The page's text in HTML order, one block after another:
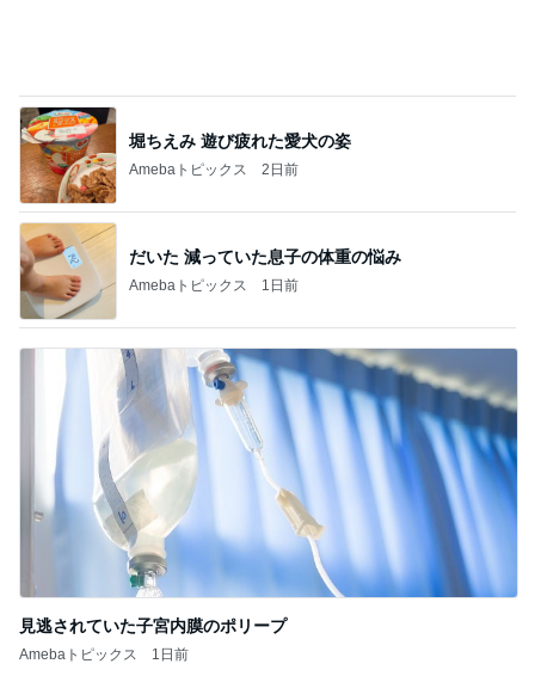
だいた 減っていた息子の体重の悩み
Amebaトピックス 1日前
見逃されていた子宮内膜のポリープ
Amebaトピックス 1日前
記事を読む